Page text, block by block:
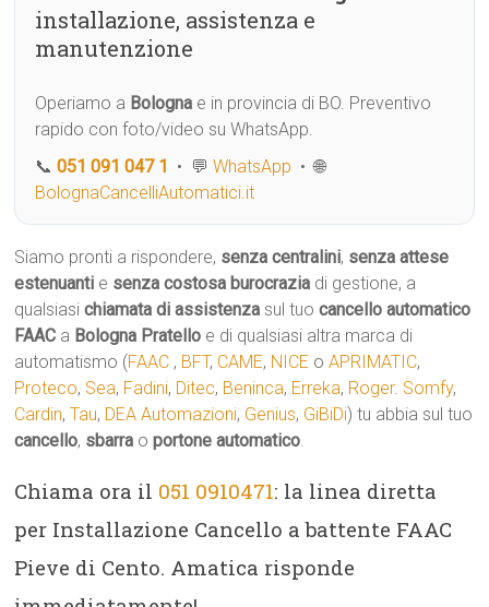
installazione, assistenza e
manutenzione
Operiamo a Bologna e in provincia di BO. Preventivo
rapido con foto/video su WhatsApp.
📞051 091 047 1 • 💬WhatsApp • 🌐
BolognaCancelliAutomatici.it
Siamo pronti a rispondere, senza centralini, senza attese
estenuanti e senza costosa burocrazia di gestione, a
qualsiasichiamata di assistenza sul tuocancello automatico
FAAC a Bologna Pratello e di qualsiasi altra marca di
automatismo (FAAC , BFT, CAME, NICE oAPRIMATIC,
Proteco, Sea, Fadini, Ditec, Beninca, Erreka, Roger. Somfy,
Cardin,Tau, DEA Automazioni, Genius, GiBiDi) tu abbia sul tuo
cancello, sbarra oportone automatico.
Chiama ora il 051 0910471: la linea diretta
per Installazione Cancello a battente FAAC
Pieve di Cento. Amatica risponde